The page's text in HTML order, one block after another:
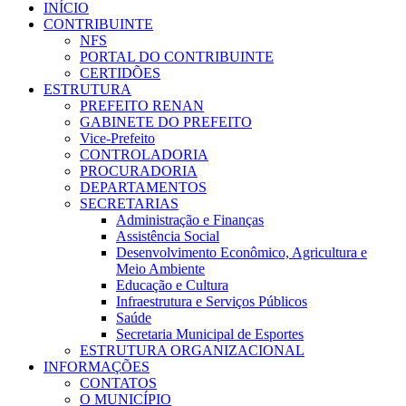
INÍCIO
CONTRIBUINTE
NFS
PORTAL DO CONTRIBUINTE
CERTIDÕES
ESTRUTURA
PREFEITO RENAN
GABINETE DO PREFEITO
Vice-Prefeito
CONTROLADORIA
PROCURADORIA
DEPARTAMENTOS
SECRETARIAS
Administração e Finanças
Assistência Social
Desenvolvimento Econômico, Agricultura e
Meio Ambiente
Educação e Cultura
Infraestrutura e Serviços Públicos
Saúde
Secretaria Municipal de Esportes
ESTRUTURA ORGANIZACIONAL
INFORMAÇÕES
CONTATOS
O MUNICÍPIO